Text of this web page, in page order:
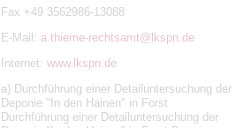
Fax +49 3562986-13088
E-Mail: a.thieme-rechtsamt@lkspn.de
Internet: www.lkspn.de
a) Durchführung einer Detailuntersuchung der
Deponie "In den Hainen" in Forst
Durchführung einer Detailuntersuchung der